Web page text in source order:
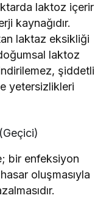
laktoz içerir
kaynağıdır.
laktaz eksikliği
laktoz
şiddetli
yetersizlikleri
bir enfeksiyon
oluşmasıyla